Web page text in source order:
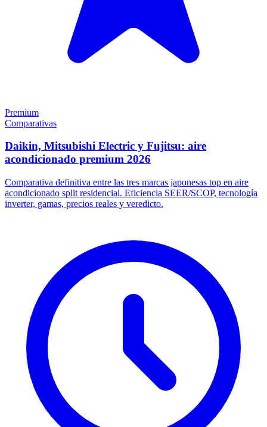
Premium
Comparativas
Daikin, Mitsubishi Electric y Fujitsu: aire
acondicionado premium 2026
Comparativa definitiva entre las tres marcas japonesas top en aire
acondicionado split residencial. Eficiencia SEER/SCOP, tecnología
inverter, gamas, precios reales y veredicto.